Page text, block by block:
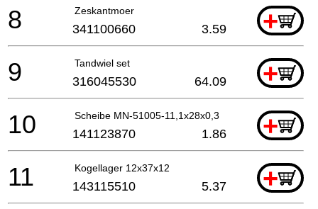
Zeskantmoer +
8 341100660 3.59
Tandwiel set +
9 316045530 64.09
Scheibe MN-51005-11,1x28x0,3 +
10 141123870 1.86
Kogellager 12x37x12 +
11 143115510 5.37